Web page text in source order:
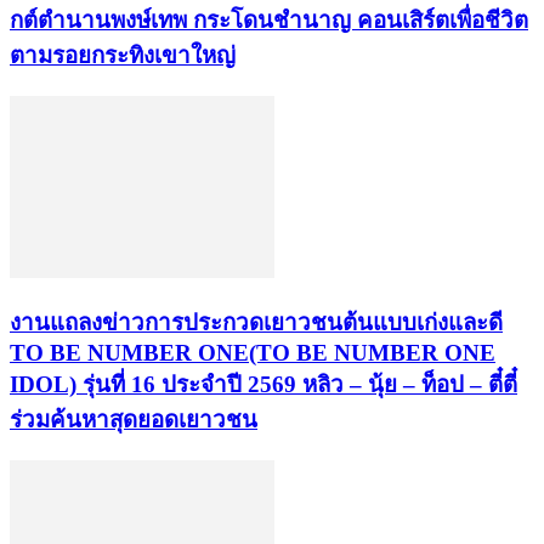
กต์ตำนานพงษ์เทพ กระโดนชำนาญ คอนเสิร์ตเพื่อชีวิต
ตามรอยกระทิงเขาใหญ่
งานแถลงข่าวการประกวดเยาวชนต้นแบบเก่งและดี
TO BE NUMBER ONE(TO BE NUMBER ONE
IDOL) รุ่นที่ 16 ประจำปี 2569 หลิว – นุ้ย – ท็อป – ตี๋ตี๋
ร่วมค้นหาสุดยอดเยาวชน